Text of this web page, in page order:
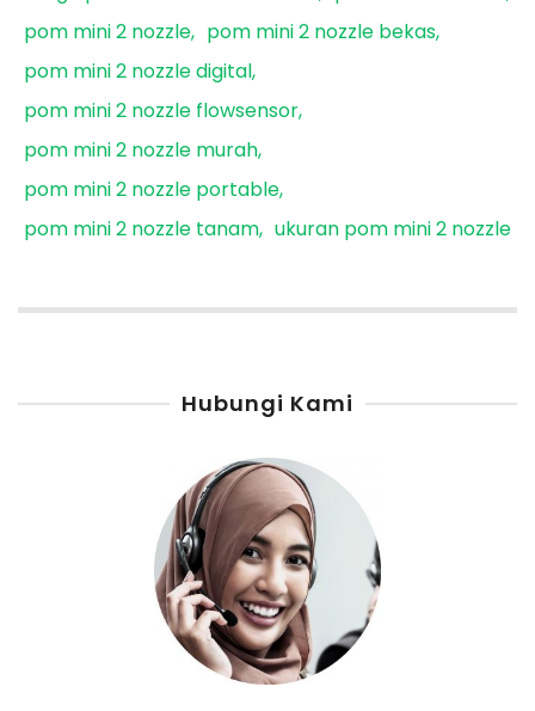
pom mini 2 nozzle
pom mini 2 nozzle bekas
pom mini 2 nozzle digital
pom mini 2 nozzle flowsensor
pom mini 2 nozzle murah
pom mini 2 nozzle portable
pom mini 2 nozzle tanam ukuran pom mini 2 nozzle
Hubungi Kami